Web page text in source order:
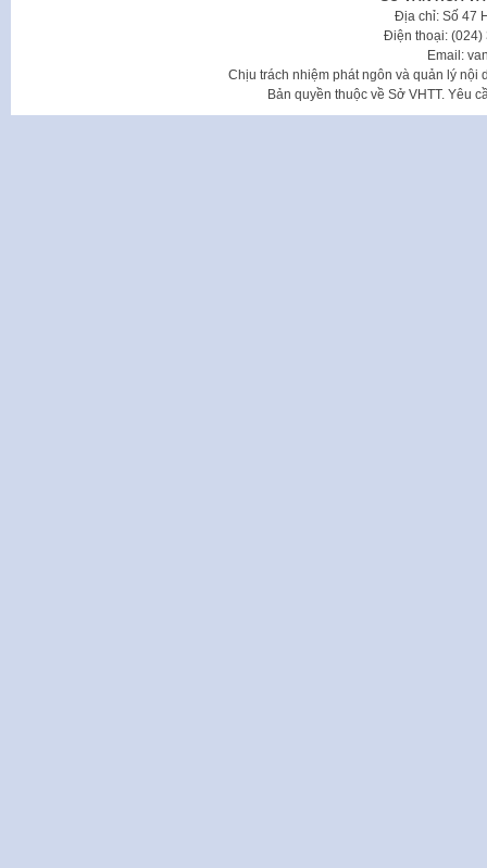
Địa chỉ: Số 47
Điện thoại: (024)
Email:
Chịu trách nhiệm phát ngôn và quản lý nội
Bản quyền thuộc về Sở VHTT. Yêu